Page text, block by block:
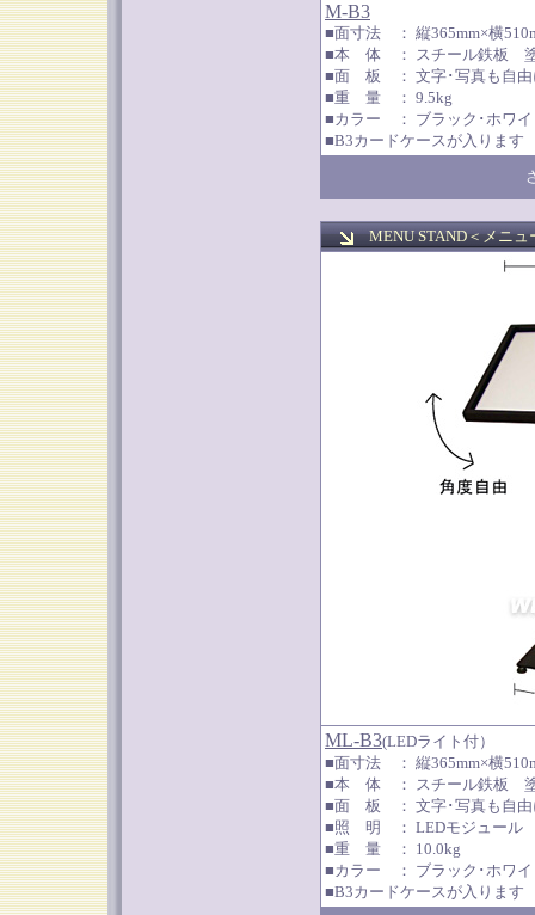
M-B3
■面寸法 ： 縦365mm×横
■本 体 ： スチール鉄板
■面 板 ： 文字･写真も自由
■重 量 ： 9.5kg
■カラー ： ブラック･ホワイ
■B3カードケースが入ります
MENU STAND＜メニュ
ML-B3(LEDライト付）
■面寸法 ： 縦365mm×横
■本 体 ： スチール鉄板
■面 板 ： 文字･写真も自由
■照 明 ： LEDモジュール
■重 量 ： 10.0kg
■カラー ： ブラック･ホワイ
■B3カードケースが入ります